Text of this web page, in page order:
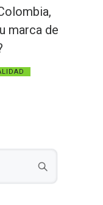
marca de